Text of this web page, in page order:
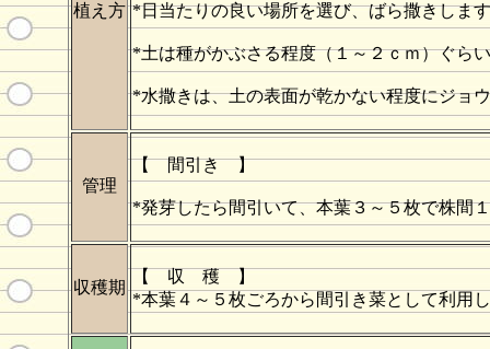
植え方 *日当たりの良い場所を選び、ばら撒きしま
*土は種がかぶさる程度（１～２ｃｍ）ぐら
*水撒きは、土の表面が乾かない程度にジョ
管理
【 間引き 】
*発芽したら間引いて、本葉３～５枚で株間
収穫期
【 収 穫 】
*本葉４～５枚ごろから間引き菜として利用